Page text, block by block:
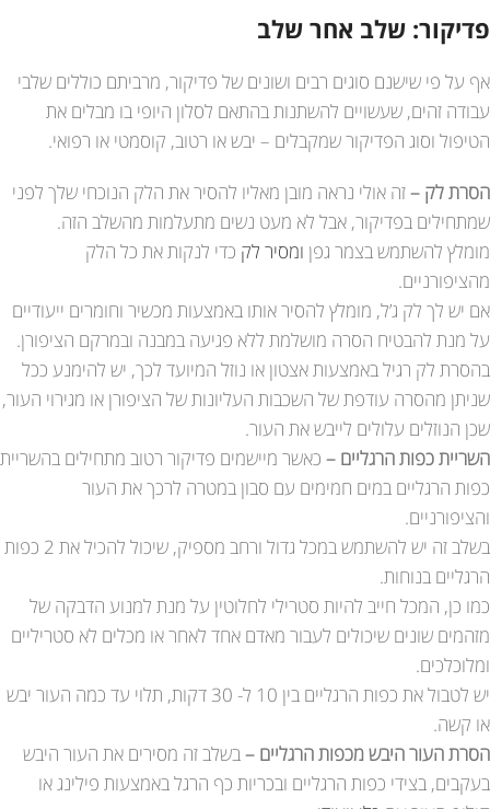
פדיקור: שלב אחר שלב
אף על פי שישנם סוגים רבים ושונים של פדיקור, מרביתם כוללים שלבי
עבודה זהים, שעשויים להשתנות בהתאם לסלון היופי בו מבלים את
הטיפול וסוג הפדיקור שמקבלים – יבש או רטוב, קוסמטי או רפואי.
הסרת לק –זה אולי נראה מובן מאליו להסיר את הלק הנוכחי שלך לפני
שמתחילים בפדיקור, אבל לא מעט נשים מתעלמות מהשלב הזה.
מומלץ להשתמש בצמר גפן ומסיר לק כדי לנקות את כל הלק
מהציפורניים.
אם יש לך לק ג’ל, מומלץ להסיר אותו באמצעות מכשיר וחומרים ייעודיים
על מנת להבטיח הסרה מושלמת ללא פגיעה במבנה ובמרקם הציפורן.
בהסרת לק רגיל באמצעות אצטון או נוזל המיועד לכך, יש להימנע ככל
שניתן מהסרה עודפת של השכבות העליונות של הציפורן או מגירוי העור,
שכן הנוזלים עלולים לייבש את העור.
השריית כפות הרגליים – כאשר מיישמים פדיקור רטוב מתחילים בהשריית
כפות הרגליים במים חמימים עם סבון במטרה לרכך את העור
והציפורניים.
בשלב זה יש להשתמש במכל גדול ורחב מספיק, שיכול להכיל את 2 כפות
הרגליים בנוחות.
כמו כן, המכל חייב להיות סטרילי לחלוטין על מנת למנוע הדבקה של
מזהמים שונים שיכולים לעבור מאדם אחד לאחר או מכלים לא סטריליים
ומלוכלכים.
יש לטבול את כפות הרגליים בין 10 ל- 30 דקות, תלוי עד כמה העור יבש
או קשה.
הסרת העור היבש מכפות הרגליים –בשלב זה מסירים את העור היבש
בעקבים, בצידי כפות הרגליים ובכריות כף הרגל באמצעות פילינג או